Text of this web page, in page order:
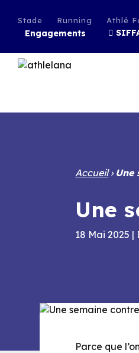
Stade Running Athlé
Engagements
Accueil› Une
Une
18 Mai 2025 |
Parce que